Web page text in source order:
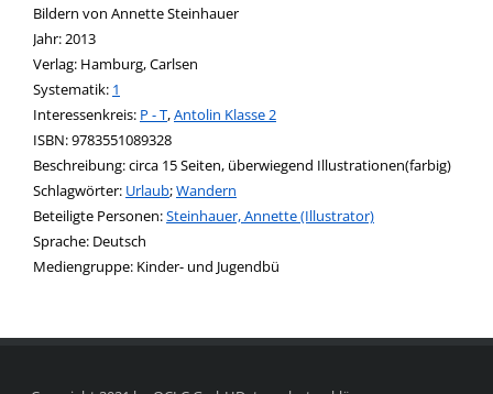
Bildern von Annette Steinhauer
Jahr:2013
Verlag: Hamburg, Carlsen
opens in new tab
Diesen Link in neuem Tab öffnen
Systematik: Suche nach dieser Systematik
1
Interessenkreis: Suche nach diesem Interessenskreis
P - T,Antolin Klasse 2
ISBN:9783551089328
Beschreibung:circa 15 Seiten, überwiegend Illustrationen(farbig)
Schlagwörter: Urlaub;Wandern
Beteiligte Personen:Suche nach dieser Beteiligten Person
Steinhauer, Annette (Illustrator)
Sprache: Deutsch
Mediengruppe: Kinder- und Jugendbü